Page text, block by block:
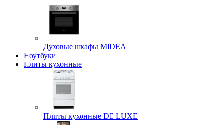
Духовые шкафы MIDEA
Ноутбуки
Плиты кухонные
Плиты кухонные DE LUXE